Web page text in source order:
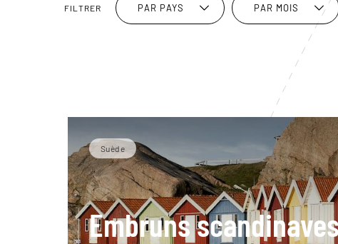
FILTRER PAR PAYS PAR MOIS
Suède
Embruns